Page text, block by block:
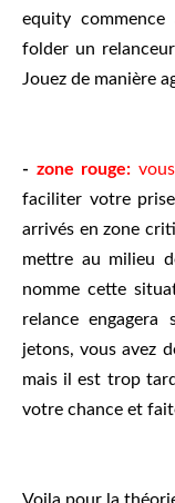
equity
folder un
Jouez de manière
- zone rouge:
faciliter votre
arrivés en zone
mettre au milieu
nomme cette
relance
jetons, vous avez
mais il est trop
votre chance et
Voila pour la